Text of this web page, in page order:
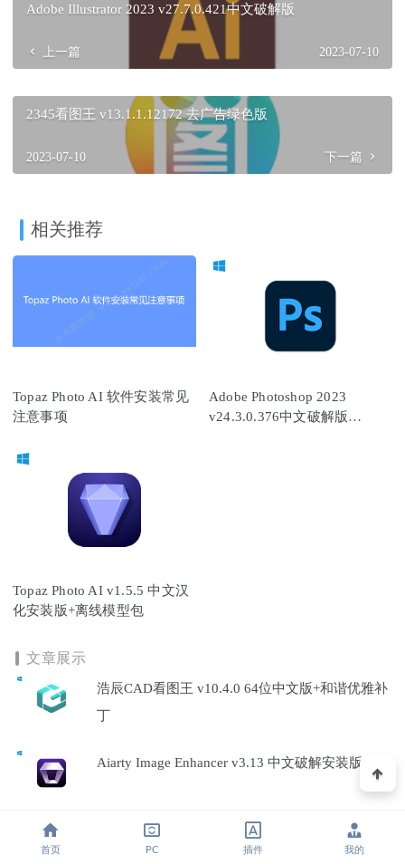
Adobe Illustrator 2023 v27.7.0.421中文破解版
上一篇 2023-07-10
2345看图王 v13.1.1.12172 去广告绿色版
2023-07-10 下一篇
相关推荐
Topaz Photo AI 软件安装常见
注意事项
Adobe Photoshop 2023
v24.3.0.376中文破解版
Topaz Photo AI v1.5.5 中文汉
化安装版+离线模型包
文章展示
浩辰CAD看图王 v10.4.0 64位中文版+和谐优雅补
丁
Aiarty Image Enhancer v3.13 中文破解安装版
Aiarty Image Enhancer v3.13 中文便携版-AI照片
增强工具
首页 PC 插件 我的